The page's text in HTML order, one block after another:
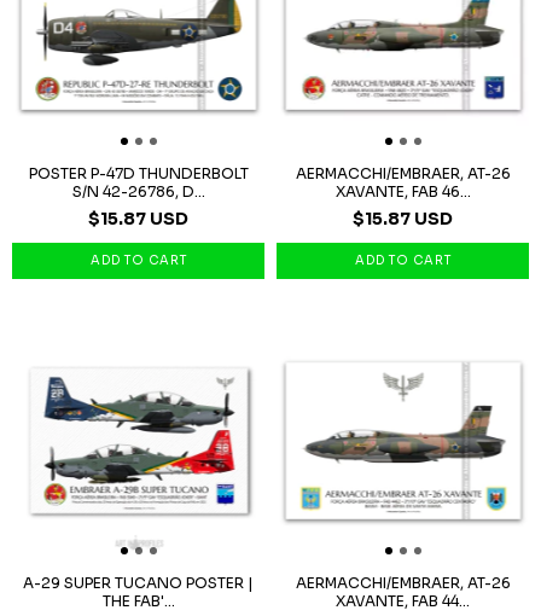
POSTER P-47D THUNDERBOLT
S/N 42-26786, D...
$15.87 USD
AERMACCHI/EMBRAER, AT-26
XAVANTE, FAB 46...
$15.87 USD
A-29 SUPER TUCANO POSTER |
THE FAB'...
AERMACCHI/EMBRAER, AT-26
XAVANTE, FAB 44...